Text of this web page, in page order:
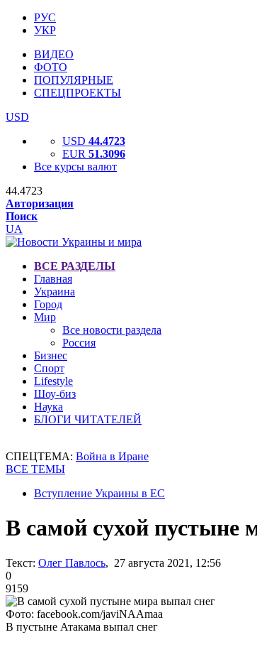
РУС
УКР
ВИДЕО
ФОТО
ПОПУЛЯРНЫЕ
СПЕЦПРОЕКТЫ
USD
USD 44.4723
EUR 51.3096
Все курсы валют
44.4723
Авторизация
Поиск
UA
ВСЕ РАЗДЕЛЫ
Главная
Украина
Город
Мир
Все новости раздела
Россия
Бизнес
Спорт
Lifestyle
Шоу-биз
Наука
БЛОГИ ЧИТАТЕЛЕЙ
СПЕЦТЕМА: Война в Иране
ВСЕ ТЕМЫ
Вступление Украины в ЕС
В самой сухой пустыне
Текст: Олег Павлось, 27 августа 2021, 12:56
0
9159
Фото: facebook.com/javiNAAmaa
В пустыне Атакама выпал снег